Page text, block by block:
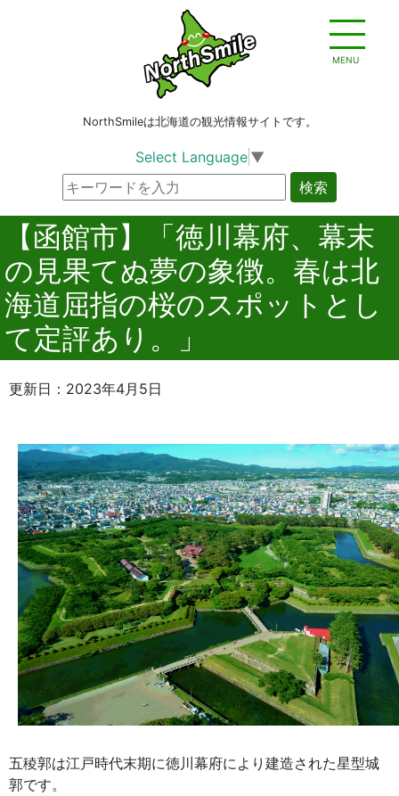
MENU
NorthSmileは北海道の観光情報サイトです。
Select Language ▼
検索
【函館市】「徳川幕府、幕末
の見果てぬ夢の象徴。春は北
海道屈指の桜のスポットとし
て定評あり。」
更新日：2023年4月5日
五稜郭は江戸時代末期に徳川幕府により建造された星型城
郭です。